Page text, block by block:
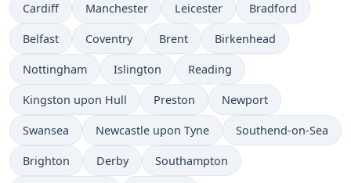
Cardiff Manchester Leicester Bradford
Belfast Coventry Brent Birkenhead
Nottingham Islington Reading
Kingston upon Hull Preston Newport
Swansea Newcastle upon Tyne Southend-on-Sea
Brighton Derby Southampton